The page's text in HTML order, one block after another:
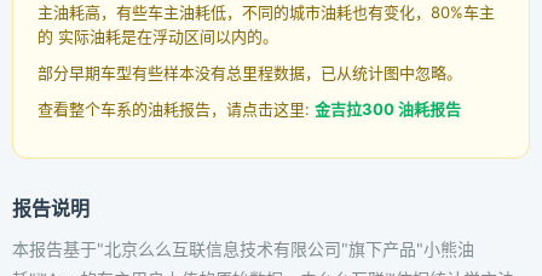
主油耗高，有些车主油耗低，不同的城市油耗也有变化，80%车主
的 实际油耗是在浮动区间以内的。
部分早期车型有些样本没有总里程数据，已从统计图中忽略。
查看整个车系的油耗报告，请点击这里: 金吉拉300 油耗报告
报告说明
本报告基于"北京么么互联信息技术有限公司"旗下产品"小熊油